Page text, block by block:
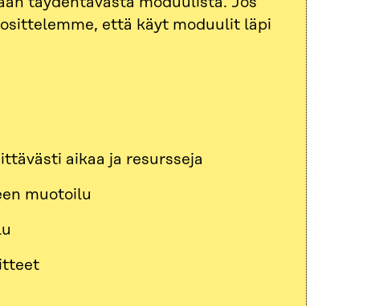
että käyt moduulit läpi
aikaa ja resursseja
muotoilu